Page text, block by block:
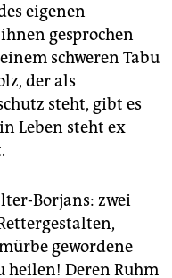
eigenen
gesprochen
schweren Tabu
der als
steht, gibt es
Leben steht ex
Borjans: zwei
gewordene
heilen! Deren Ruhm